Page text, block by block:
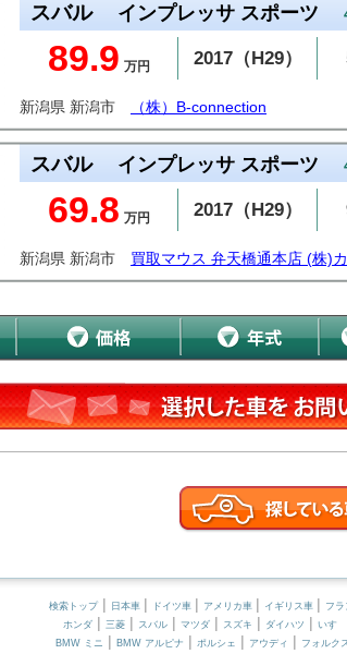
スバル インプレッサ スポーツ
89.9 万円 2017（H29）
新潟県 新潟市 （株）B-connection
スバル インプレッサ スポーツ
69.8 万円 2017（H29）
新潟県 新潟市 買取マウス 弁天橋通本店 (株)
検索トップ| 日本車 | ドイツ車 | アメリカ車 | イギリス車 | フ
ホンダ | 三菱 | スバル | マツダ | スズキ | ダイハツ | いすゞ
BMW ミニ | BMW アルピナ | ポルシェ | アウディ | フォルク